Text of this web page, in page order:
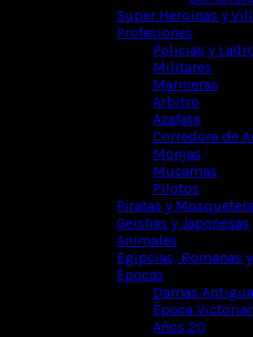
Super Heroinas y
Profesiones
Policias y
Militares
Marineras
Arbitro
Azafata
Corredora de
Monjas
Mucamas
Pilotos
Piratas y
Geishas y Japonesas
Animales
Egipcias, Romanas
Epocas
Damas
Época
Años 20